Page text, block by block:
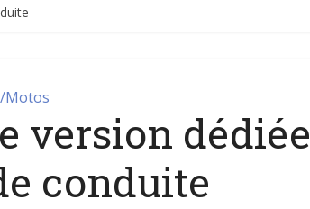
Motos
version dédiée
conduite